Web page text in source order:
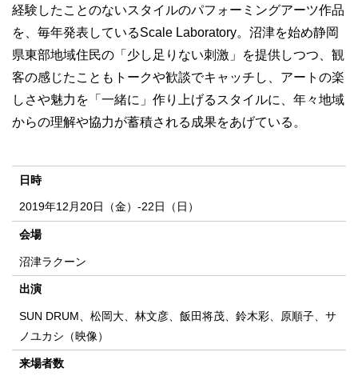
経験したことのないスタイルのパフォーミングアーツ作品
を、毎年発表しているScale Laboratory。沼津を始め静岡
県東部地域住民の「少し足りない刺激」を提供しつつ、観
客の感じたこともトークや歓談でキャッチし、アートの楽
しさや魅力を「一緒に」作り上げるスタイルに、年々地域
からの理解や協力が蓄積される成果をあげている。
日時
2019年12月20日（金）-22日（日）
会場
沼津ラクーン
出演
SUN DRUM、松岡大、林文彦、飯田将茂、鈴木彩、原順子、サ
ノユカシ（映像）
来場者数